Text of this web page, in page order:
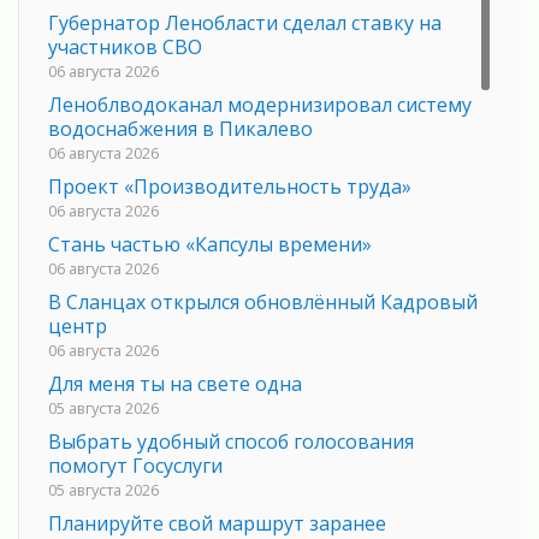
Губернатор Ленобласти сделал ставку на
участников СВО
06 августа 2026
Леноблводоканал модернизировал систему
водоснабжения в Пикалево
06 августа 2026
Проект «Производительность труда»
06 августа 2026
Стань частью «Капсулы времени»
06 августа 2026
В Сланцах открылся обновлённый Кадровый
центр
06 августа 2026
Для меня ты на свете одна
05 августа 2026
Выбрать удобный способ голосования
помогут Госуслуги
05 августа 2026
Планируйте свой маршрут заранее